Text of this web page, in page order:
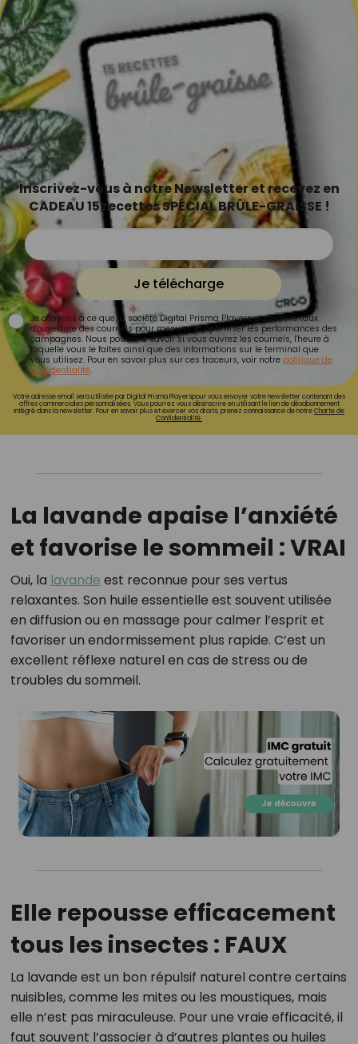
Inscrivez-vous à notre Newsletter et recevez en
CADEAU 15 recettes SPÉCIAL BRÛLE-GRAISSE !
Je télécharge
Je consens à ce que la société Digital Prisma Players analyse le taux
d'ouverture des courriels pour mesurer et optimiser les performances des
campagnes. Nous pourrons savoir si vous ouvrez les courriels, l'heure à
laquelle vous le faites ainsi que des informations sur le terminal que
vous utilisez. Pour en savoir plus sur ces traceurs, voir notre politique de
confidentialité.
Votre adresse email sera utilisée par Digital Prisma Playerspour vous envoyer votre newsletter contenant des
offres commerciales personnalisées. Vous pourrez vous désinscrire en utilisant le lien de désabonnement
intégré dans la newsletter. Pour en savoir plus et exercer vos droits, prenez connaissance de notreCharte de
Confidentialité.
La lavande apaise l’anxiété
et favorise le sommeil : VRAI
Oui, la lavande est reconnue pour ses vertus
relaxantes. Son huile essentielle est souvent utilisée
en diffusion ou en massage pour calmer l’esprit et
favoriser un endormissement plus rapide. C’est un
excellent réflexe naturel en cas de stress ou de
troubles du sommeil.
Elle repousse efficacement
tous les insectes : FAUX
La lavande est un bon répulsif naturel contre certains
nuisibles, comme les mites ou les moustiques, mais
elle n’est pas miraculeuse. Pour une vraie efficacité, il
faut souvent l’associer à d’autres plantes ou huiles